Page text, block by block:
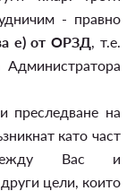
- правно
е) от ОРЗД, т.е.
Администратора
преследване на
като част
Вас и
цели, които